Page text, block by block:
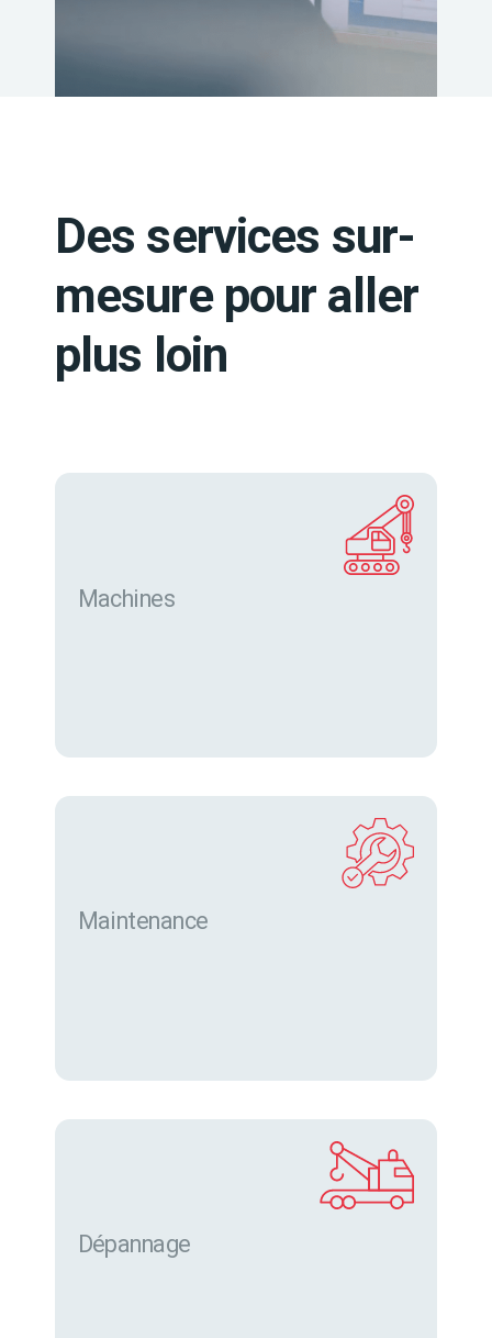
Des services sur-
mesure pour aller
plus loin
Machines
Maintenance
Dépannage